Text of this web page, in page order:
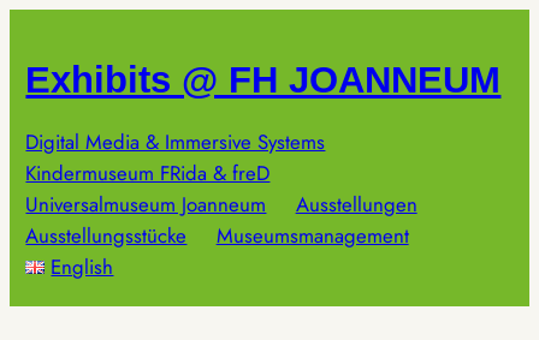
springen
Exhibits @ FH JOANNEUM
Digital Media & Immersive Systems
Kindermuseum FRida & freD
Universalmuseum Joanneum
Ausstellungen
Ausstellungsstücke
Museumsmanagement
English